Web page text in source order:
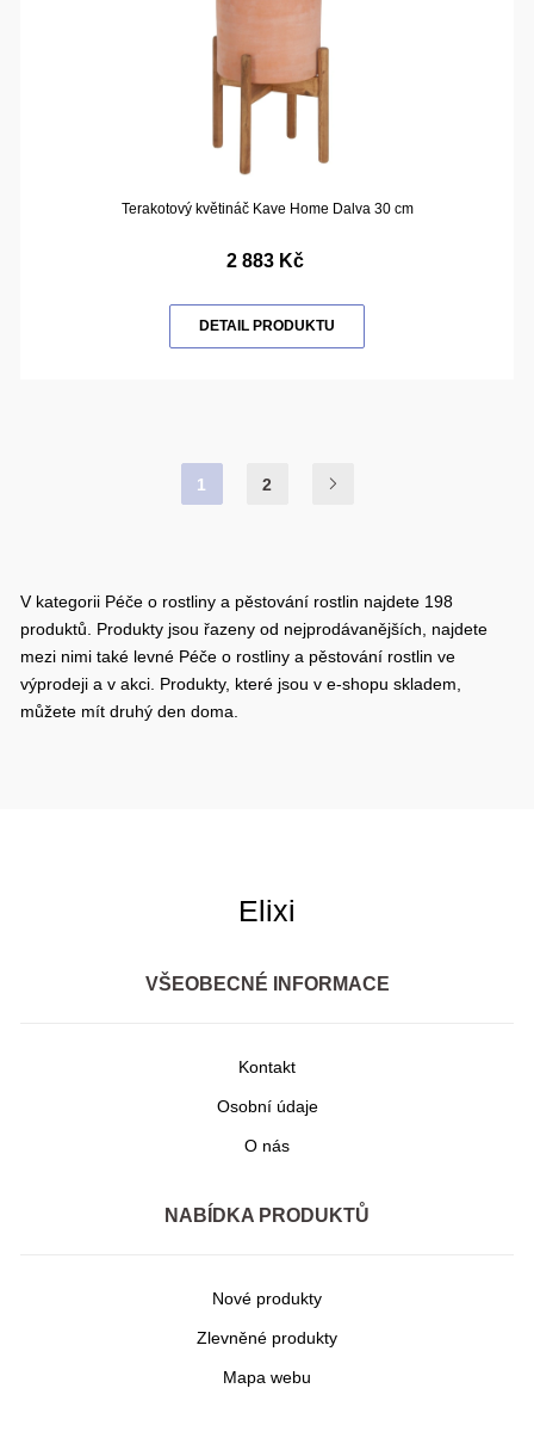
Terakotový květináč Kave Home Dalva 30 cm
2 883 Kč
DETAIL PRODUKTU
1 2
V kategorii Péče o rostliny a pěstování rostlin najdete 198
produktů. Produkty jsou řazeny od nejprodávanějších, najdete
mezi nimi také levné Péče o rostliny a pěstování rostlin ve
výprodeji a v akci. Produkty, které jsou v e-shopu skladem,
můžete mít druhý den doma.
Elixi
VŠEOBECNÉ INFORMACE
Kontakt
Osobní údaje
O nás
NABÍDKA PRODUKTŮ
Nové produkty
Zlevněné produkty
Mapa webu